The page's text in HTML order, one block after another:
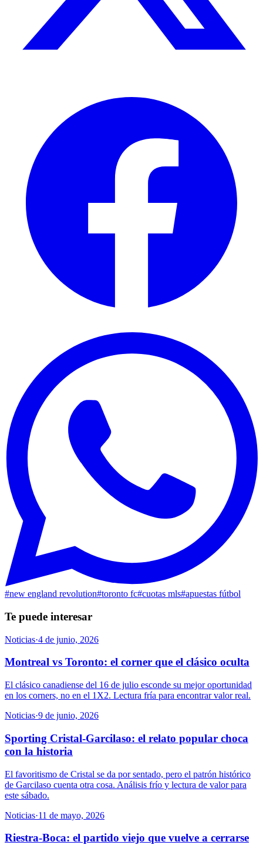
#new england revolution#toronto fc#cuotas mls#apuestas fútbol
Te puede interesar
Noticias·4 de junio, 2026
Montreal vs Toronto: el corner que el clásico oculta
El clásico canadiense del 16 de julio esconde su mejor oportunidad
en los corners, no en el 1X2. Lectura fría para encontrar valor real.
Noticias·9 de junio, 2026
Sporting Cristal-Garcilaso: el relato popular choca
con la historia
El favoritismo de Cristal se da por sentado, pero el patrón histórico
de Garcilaso cuenta otra cosa. Análisis frío y lectura de valor para
este sábado.
Noticias·11 de mayo, 2026
Riestra-Boca: el partido viejo que vuelve a cerrarse